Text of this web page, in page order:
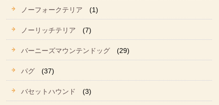
ノーフォークテリア (1)
ノーリッチテリア (7)
バーニーズマウンテンドッグ (29)
パグ (37)
バセットハウンド (3)